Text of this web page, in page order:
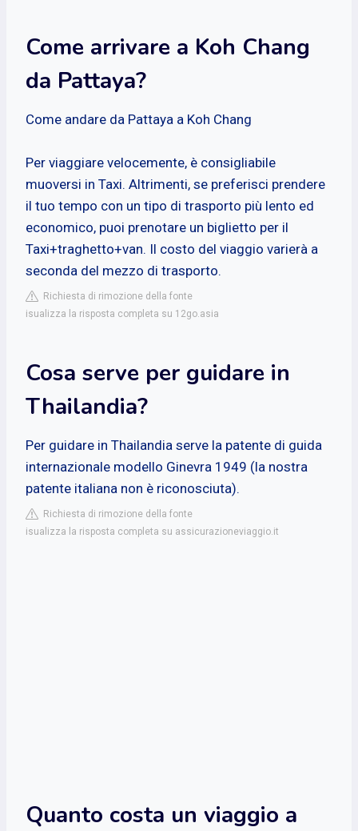
Come arrivare a Koh Chang
da Pattaya?
Come andare da Pattaya a Koh Chang
Per viaggiare velocemente, è consigliabile
muoversi in Taxi. Altrimenti, se preferisci prendere
il tuo tempo con un tipo di trasporto più lento ed
economico, puoi prenotare un biglietto per il
Taxi+traghetto+van. Il costo del viaggio varierà a
seconda del mezzo di trasporto.
Richiesta di rimozione della fonte
isualizza la risposta completa su 12go.asia
Cosa serve per guidare in
Thailandia?
Per guidare in Thailandia serve la patente di guida
internazionale modello Ginevra 1949 (la nostra
patente italiana non è riconosciuta).
Richiesta di rimozione della fonte
isualizza la risposta completa su assicurazioneviaggio.it
Quanto costa un viaggio a